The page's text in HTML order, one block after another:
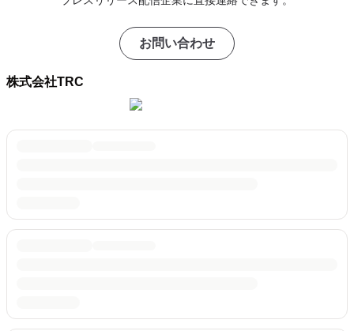
お問い合わせ
株式会社TRC